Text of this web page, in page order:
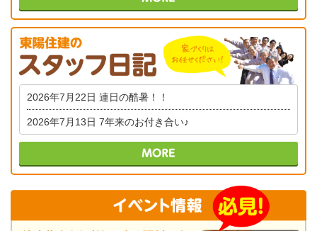
2026年7月22日 連日の酷暑！！
2026年7月13日 7年来のお付き合い♪